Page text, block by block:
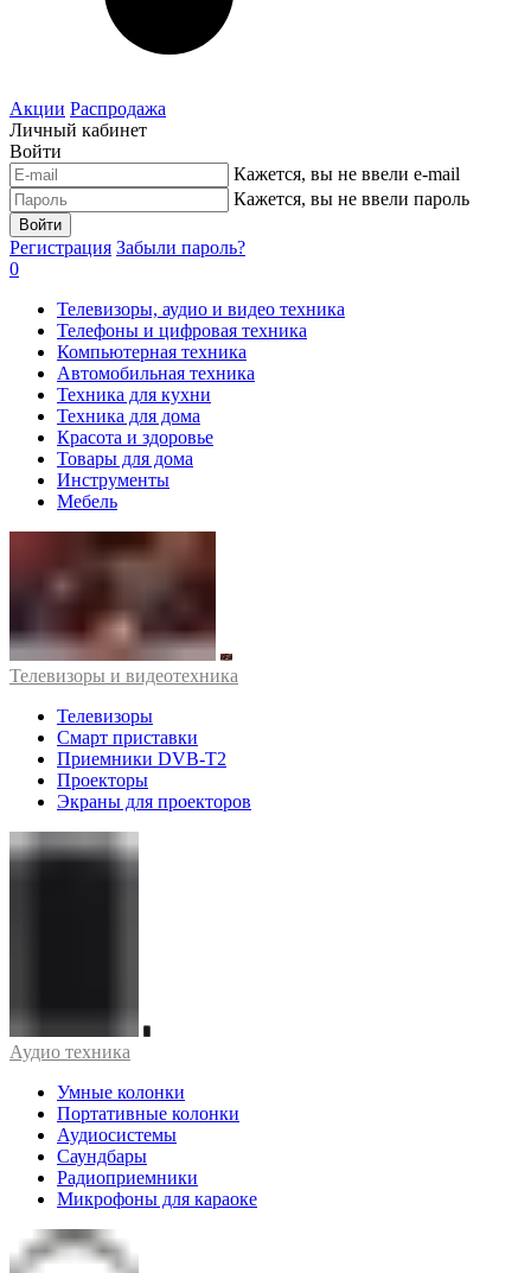
Акции Распродажа
Личный кабинет
Войти
Кажется, вы не ввели e-mail
Кажется, вы не ввели пароль
Войти
Регистрация Забыли пароль?
0
Телевизоры, аудио и видео техника
Телефоны и цифровая техника
Компьютерная техника
Автомобильная техника
Техника для кухни
Техника для дома
Красота и здоровье
Товары для дома
Инструменты
Мебель
Телевизоры и видеотехника
Телевизоры
Смарт приставки
Приемники DVB-T2
Проекторы
Экраны для проекторов
Аудио техника
Умные колонки
Портативные колонки
Аудиосистемы
Саундбары
Радиоприемники
Микрофоны для караоке